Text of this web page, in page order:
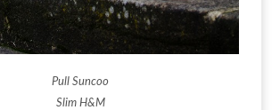
Pull Suncoo
Slim H&M